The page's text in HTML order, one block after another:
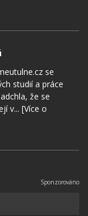
se
studií a práce
že se
v... [Více o